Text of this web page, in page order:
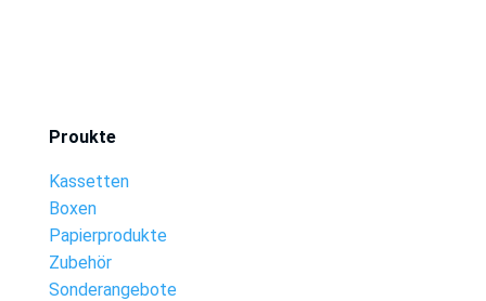
Proukte
Kassetten
Boxen
Papierprodukte
Zubehör
Sonderangebote